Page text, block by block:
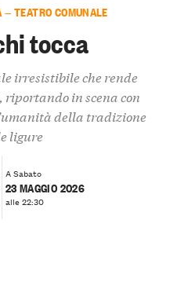
— TEATRO COMUNALE
tocca
irresistibile che rende
riportando in scena con
della tradizione
ligure
A Sabato
23 MAGGIO 2026
alle 22:30